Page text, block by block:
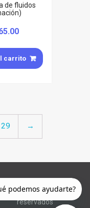
de fluidos
carrito
29 →
los derechos
reservados